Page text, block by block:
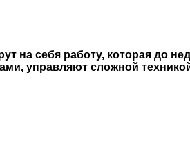
на себя работу, которая до
управляют сложной